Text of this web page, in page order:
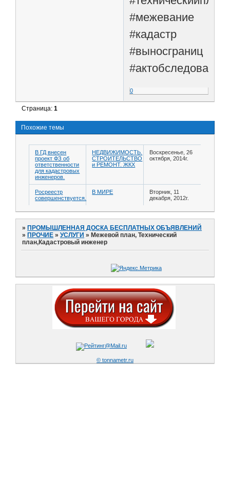
#межевание
#кадастр
#выносграниц
#актобследования
0
Страница:1
Похожие темы
В ГД внесен
проект ФЗ об
ответственности
для кадастровых
инженеров.
НЕДВИЖИМОСТЬ.
СТРОИТЕЛЬСТВО
и РЕМОНТ. ЖКХ
Воскресенье, 26
октября, 2014г.
Росреестр
совершенствуется.
В МИРЕ
Вторник, 11
декабря, 2012г.
»ПРОМЫШЛЕННАЯ ДОСКА БЕСПЛАТНЫХ ОБЪЯВЛЕНИЙ
»ПРОЧИЕ »УСЛУГИ »Межевой план, Технический
план,Кадастровый инженер
© tonnametr.ru